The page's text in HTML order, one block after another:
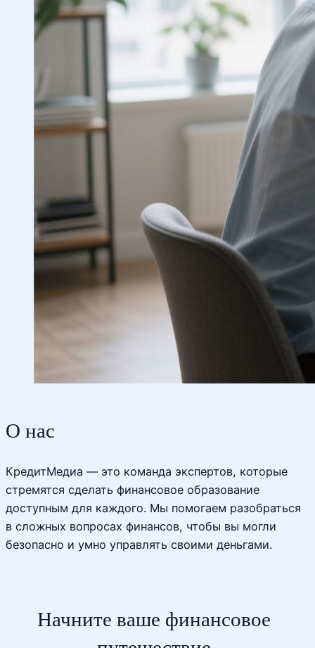
О нас
КредитМедиа — это команда экспертов, которые
стремятся сделать финансовое образование
доступным для каждого. Мы помогаем разобраться
в сложных вопросах финансов, чтобы вы могли
безопасно и умно управлять своими деньгами.
Начните ваше финансовое